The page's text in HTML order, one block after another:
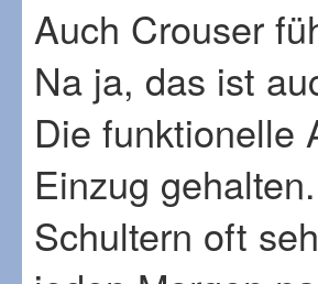
Auch Crouser
Na ja, das ist
‌Die funktionelle
Einzug
Schultern oft